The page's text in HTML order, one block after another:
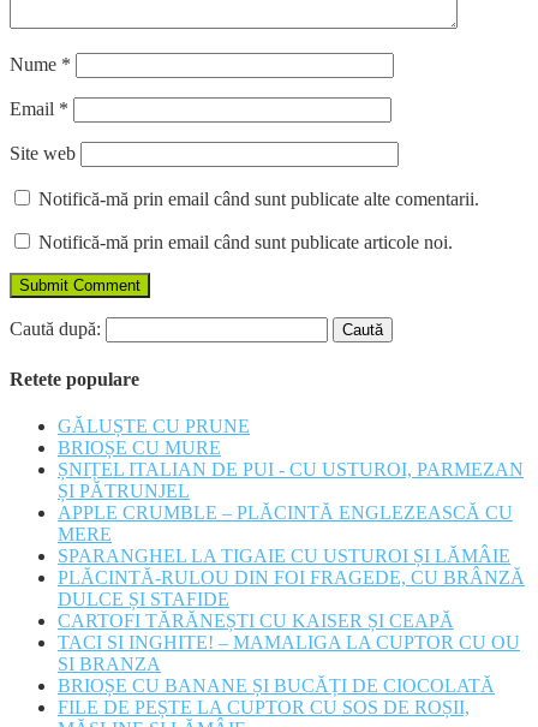
Nume *
Email *
Site web
Notifică-mă prin email când sunt publicate alte comentarii.
Notifică-mă prin email când sunt publicate articole noi.
Caută după:
Retete populare
GĂLUȘTE CU PRUNE
BRIOȘE CU MURE
ȘNIȚEL ITALIAN DE PUI - CU USTUROI, PARMEZAN
ȘI PĂTRUNJEL
APPLE CRUMBLE – PLĂCINTĂ ENGLEZEASCĂ CU
MERE
SPARANGHEL LA TIGAIE CU USTUROI ȘI LĂMÂIE
PLĂCINTĂ-RULOU DIN FOI FRAGEDE, CU BRÂNZĂ
DULCE ȘI STAFIDE
CARTOFI TĂRĂNEȘTI CU KAISER ȘI CEAPĂ
TACI SI INGHITE! – MAMALIGA LA CUPTOR CU OU
SI BRANZA
BRIOȘE CU BANANE ȘI BUCĂȚI DE CIOCOLATĂ
FILE DE PEȘTE LA CUPTOR CU SOS DE ROȘII,